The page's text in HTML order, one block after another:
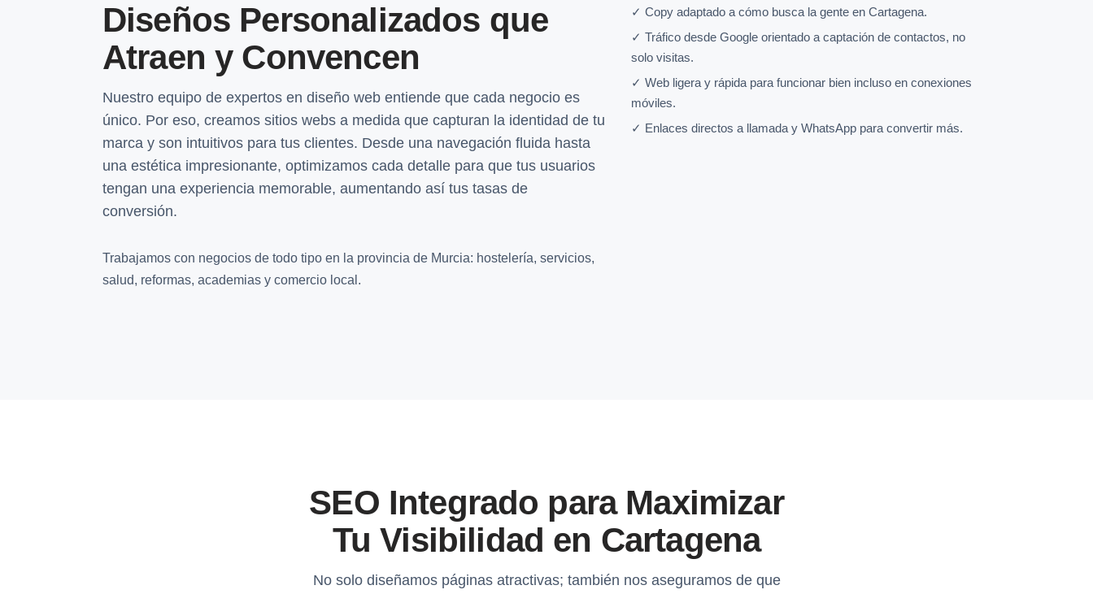
Diseños Personalizados que
Atraen y Convencen
Nuestro equipo de expertos en diseño web entiende que cada negocio es
único. Por eso, creamos sitios webs a medida que capturan la identidad de tu
marca y son intuitivos para tus clientes. Desde una navegación fluida hasta
una estética impresionante, optimizamos cada detalle para que tus usuarios
tengan una experiencia memorable, aumentando así tus tasas de
conversión.
Trabajamos con negocios de todo tipo en la provincia de Murcia: hostelería, servicios,
salud, reformas, academias y comercio local.
✓ Copy adaptado a cómo busca la gente en Cartagena.
✓ Tráfico desde Google orientado a captación de contactos, no
solo visitas.
✓ Web ligera y rápida para funcionar bien incluso en conexiones
móviles.
✓ Enlaces directos a llamada y WhatsApp para convertir más.
SEO Integrado para Maximizar
Tu Visibilidad en Cartagena
No solo diseñamos páginas atractivas; también nos aseguramos de que